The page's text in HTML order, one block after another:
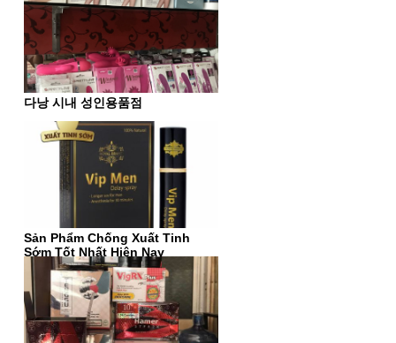
다낭 시내 성인용품점
Sản Phẩm Chống Xuất Tinh
Sớm Tốt Nhất Hiện Nay